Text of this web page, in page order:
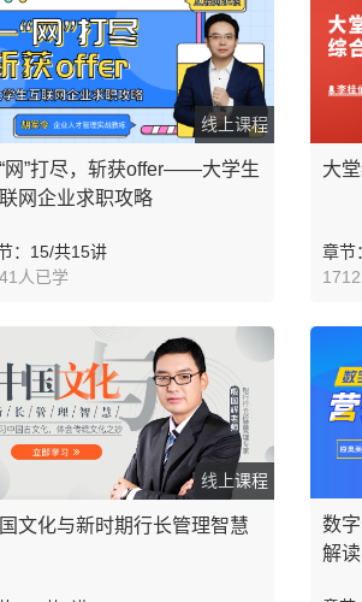
线上课程
网”打尽，斩获offer——大学生
网企业求职攻略
：15/共15讲
人已学
大
章节
线上课程
文化与新时期行长管理智慧
数
解读